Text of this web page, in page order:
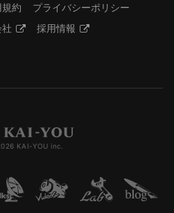
約
プライバシーポリシー
採用情報
KAI-YOU inc.